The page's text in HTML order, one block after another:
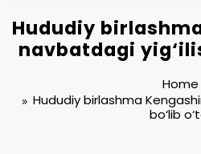
Hududiy
navbatdagi
Home
Hududiy birlashma
bo‘lib